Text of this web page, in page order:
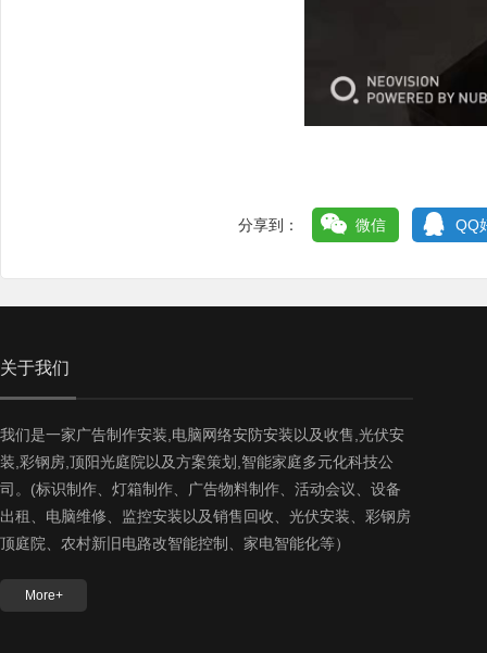
分享到： 微信 QQ
关于我们
我们是一家广告制作安装,电脑网络安防安装以及收售,光伏安
装,彩钢房,顶阳光庭院以及方案策划,智能家庭多元化科技公
司。(标识制作、灯箱制作、广告物料制作、活动会议、设备
出租、电脑维修、监控安装以及销售回收、光伏安装、彩钢房
顶庭院、农村新旧电路改智能控制、家电智能化等）
More+